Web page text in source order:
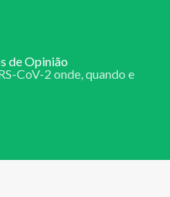
de Opinião
CoV-2 onde, quando e